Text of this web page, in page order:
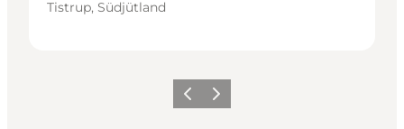
Tistrup, Südjütland
ZurückWeiter